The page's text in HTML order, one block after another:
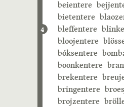
4
beientere
bietentere
bleffentere
bloojentere
bóksentere
boonkentere
brekentere
bringentere
brojzentere